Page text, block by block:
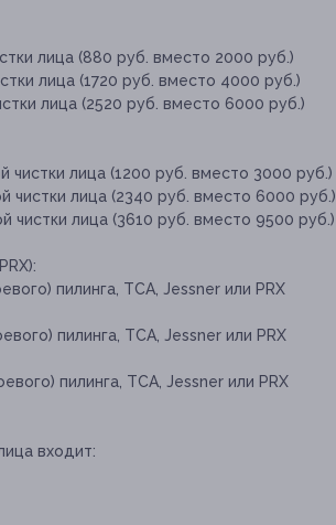
лица (880 руб. вместо 2000 руб.)
лица (1720 руб. вместо 4000 руб.)
лица (2520 руб. вместо 6000 руб.)
лица (1200 руб. вместо 3000 руб.)
чистки лица (2340 руб. вместо 6000 руб.)
лица (3610 руб. вместо 9500 руб.)
пилинга, TCA, Jessner или PRX
пилинга, TCA, Jessner или PRX
пилинга, TCA, Jessner или PRX
входит: